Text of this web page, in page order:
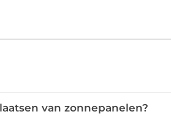
van zonnepanelen?